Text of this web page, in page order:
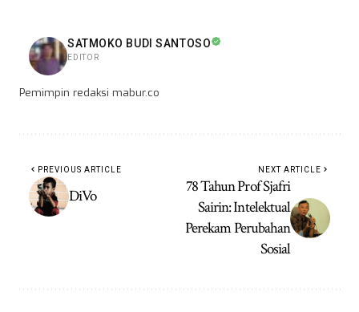
SATMOKO BUDI SANTOSO
EDITOR
Pemimpin redaksi mabur.co
PREVIOUS ARTICLE
DiVo
NEXT ARTICLE
78 Tahun Prof Sjafri
Sairin: Intelektual
Perekam Perubahan
Sosial